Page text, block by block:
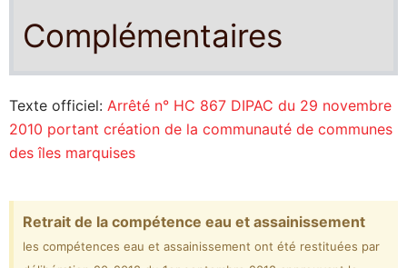
Complémentaires
Texte officiel: Arrêté n° HC 867 DIPAC du 29 novembre
2010 portant création de la communauté de communes
des îles marquises
Retrait de la compétence eau et assainissement
les compétences eau et assainissement ont été restituées par